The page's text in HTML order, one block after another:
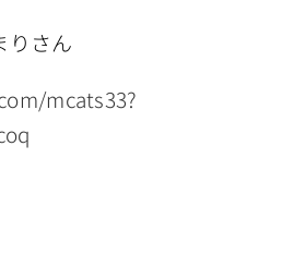
りさん
mcats33?